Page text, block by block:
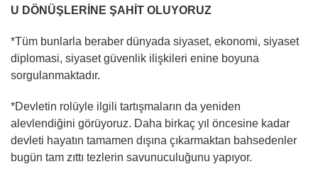
U DÖNÜŞLERİNE ŞAHİT OLUYORUZ
*Tüm bunlarla beraber dünyada siyaset, ekonomi, siyaset
diplomasi, siyaset güvenlik ilişkileri enine boyuna
sorgulanmaktadır.
*Devletin rolüyle ilgili tartışmaların da yeniden
alevlendiğini görüyoruz. Daha birkaç yıl öncesine kadar
devleti hayatın tamamen dışına çıkarmaktan bahsedenler
bugün tam zıttı tezlerin savunuculuğunu yapıyor.